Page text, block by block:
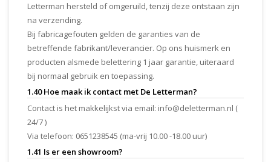
Letterman hersteld of omgeruild, tenzij deze ontstaan zijn
na verzending.
Bij fabricagefouten gelden de garanties van de
betreffende fabrikant/leverancier. Op ons huismerk en
producten alsmede belettering 1 jaar garantie, uiteraard
bij normaal gebruik en toepassing.
1.40 Hoe maak ik contact met De Letterman?
Contact is het makkelijkst via email: info@deletterman.nl (
24/7 )
Via telefoon: 0651238545 (ma-vrij 10.00 -18.00 uur)
1.41 Is er een showroom?